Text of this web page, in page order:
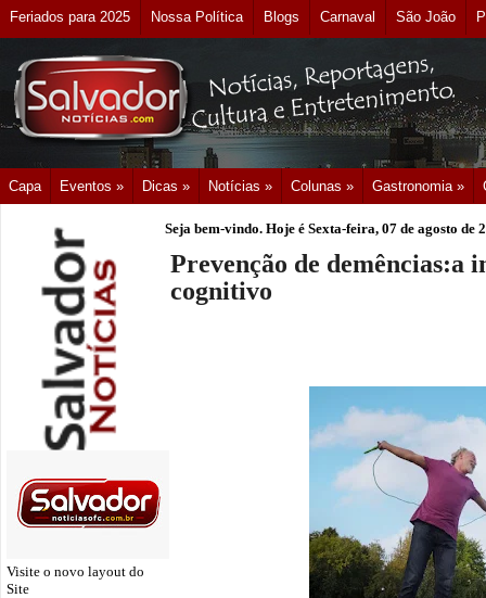
Feriados para 2025 Nossa Política Blogs Carnaval São João
Capa Eventos » Dicas » Notícias » Colunas » Gastronomia »
Visite o novo layout do
Site
Seja bem-vindo. Hoje é Sexta-feira, 07 de agosto de
Prevenção de demências:a
cognitivo